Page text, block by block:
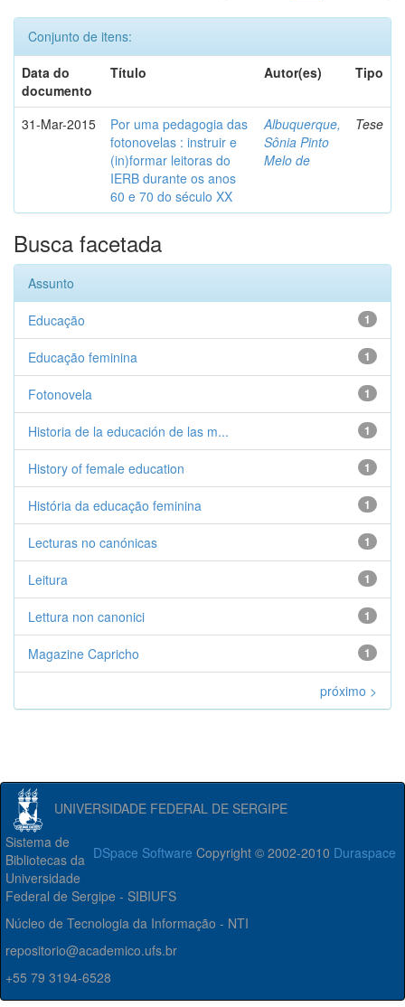
Conjunto de itens:
Data do
documento
Título Autor(es) Tipo
31-Mar-2015
Por uma pedagogia das
fotonovelas : instruir e
(in)formar leitoras do
IERB durante os anos
60 e 70 do século XX
Albuquerque,
Sônia Pinto
Melo de
Tese
Busca facetada
Assunto
1
Educação
1
Educação feminina
1
Fotonovela
1
Historia de la educación de las m...
1
History of female education
1
História da educação feminina
1
Lecturas no canónicas
1
Leitura
1
Lettura non canonici
1
Magazine Capricho
próximo >
UNIVERSIDADE FEDERAL DE SERGIPE
DSpace Software Copyright © 2002-2010 Duraspace
Sistema de
Bibliotecas da
Universidade
Federal de Sergipe - SIBIUFS
Núcleo de Tecnologia da Informação - NTI
repositorio@academico.ufs.br
+55 79 3194-6528